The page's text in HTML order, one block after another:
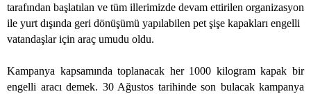
tarafından başlatılan ve tüm illerimizde devam ettirilen organizasyon
ile yurt dışında geri dönüşümü yapılabilen pet şişe kapakları engelli
vatandaşlar için araç umudu oldu.
Kampanya kapsamında toplanacak her 1000 kilogram kapak bir
engelli aracı demek. 30 Ağustos tarihinde son bulacak kampanya